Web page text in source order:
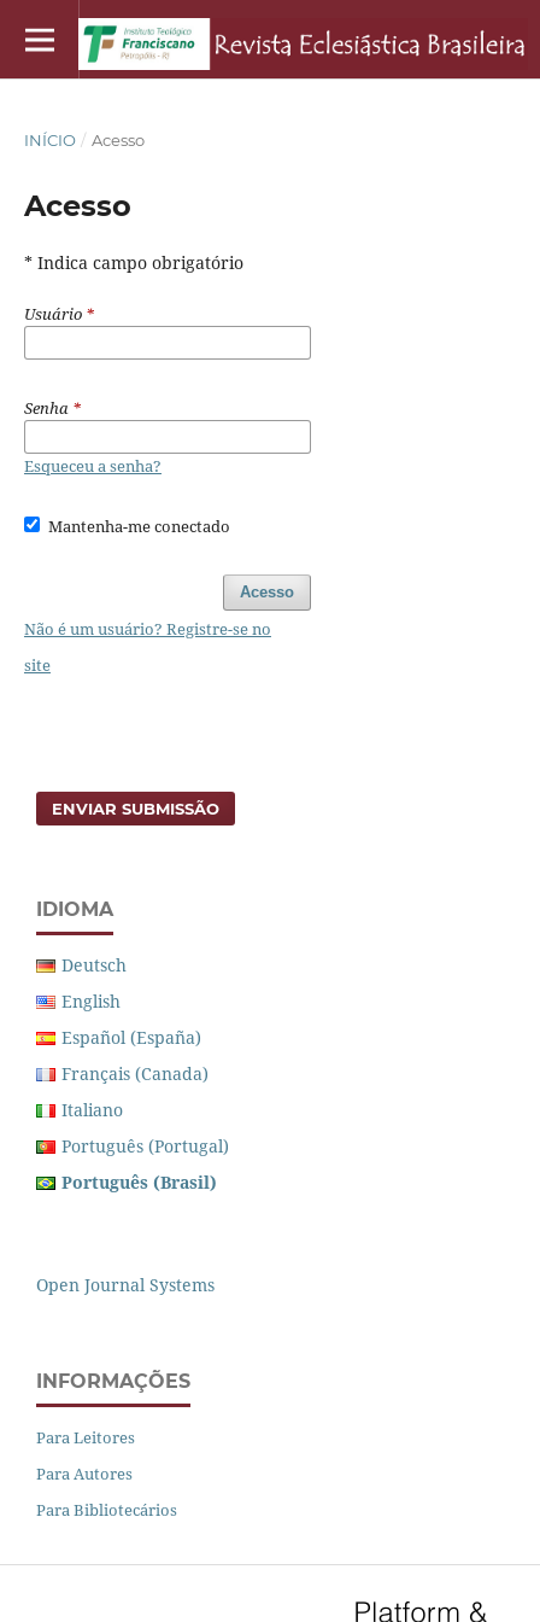
INÍCIO / Acesso
Acesso
* Indica campo obrigatório
Usuário *
Senha *
Esqueceu a senha?
Mantenha-me conectado
Acesso
Não é um usuário? Registre-se no
site
ENVIAR SUBMISSÃO
IDIOMA
Deutsch
English
Español (España)
Français (Canada)
Italiano
Português (Portugal)
Português (Brasil)
Open Journal Systems
INFORMAÇÕES
Para Leitores
Para Autores
Para Bibliotecários